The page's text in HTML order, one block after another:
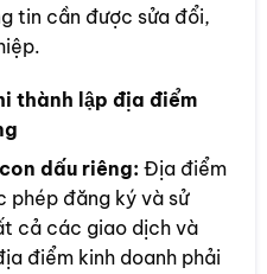
tin cần được sửa đổi,
thành lập địa điểm
dấu riêng: Địa điểm
phép đăng ký và sử
cả các giao dịch và
điểm kinh doanh phải